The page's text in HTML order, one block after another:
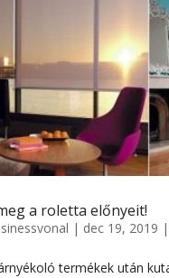
a roletta előnyeit!
| dec 19, 2019 |
termékek után